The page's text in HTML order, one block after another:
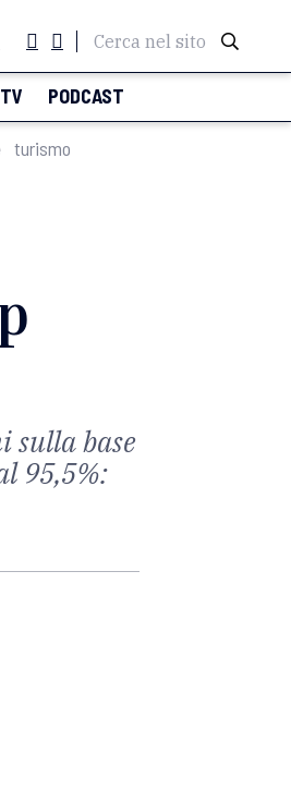
Cerca nel sito
TV PODCAST
turismo
sulla base
95,5%: